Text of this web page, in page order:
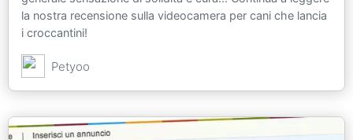
la nostra recensione sulla videocamera per cani che lancia
i croccantini!
Petyoo